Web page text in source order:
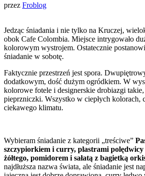
przez Froblog
Jedząc śniadania i nie tylko na Kruczej,
obok Cafe Colombia. Miejsce intrygowało
kolorowym wystrojem. Ostatecznie
śniadanie w sobotę.
Faktycznie przestrzeń jest spora.
dodatkowym, dość dużym ogródkiem. W
kolorowe fotele i designerskie drobiazgi
pieprzniczki. Wszystko w ciepłych kolorach,
ciekawego klimatu.
Wybieram śniadanie z kategorii „treściwe”
szczypiorkiem i curry, plastrami polędwicy
żółtego, pomidorem i sałatą z bagietką
najdłuższa nazwa świata, ale śniadanie jest